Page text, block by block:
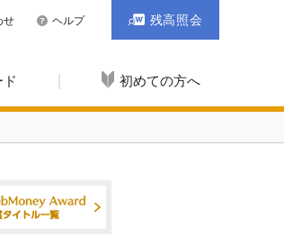
初めての方へ
せ ヘルプ 残高照会